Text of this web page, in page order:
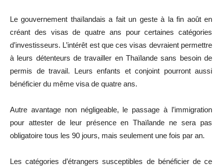
Le gouvernement thaïlandais a fait un geste à la fin août en
créant des visas de quatre ans pour certaines catégories
d’investisseurs. L’intérêt est que ces visas devraient permettre
à leurs détenteurs de travailler en Thaïlande sans besoin de
permis de travail. Leurs enfants et conjoint pourront aussi
bénéficier du même visa de quatre ans.
Autre avantage non négligeable, le passage à l’immigration
pour attester de leur présence en Thaïlande ne sera pas
obligatoire tous les 90 jours, mais seulement une fois par an.
Les catégories d’étrangers susceptibles de bénéficier de ce